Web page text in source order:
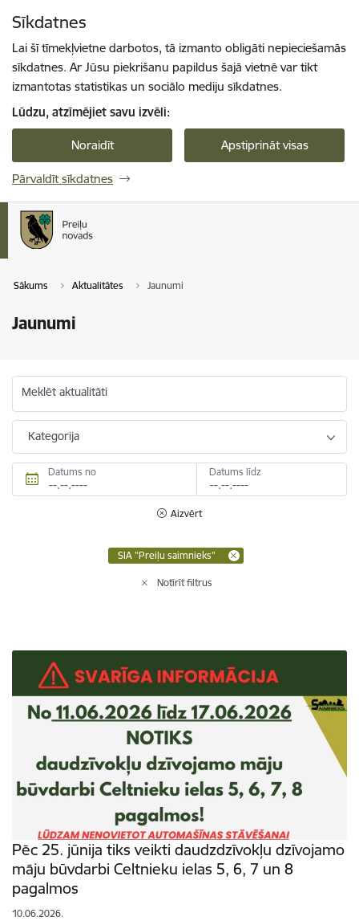
Sīkdatnes
Lai šī tīmekļvietne darbotos, tā izmanto obligāti nepieciešamās
sīkdatnes. Ar Jūsu piekrišanu papildus šajā vietnē var tikt
izmantotas statistikas un sociālo mediju sīkdatnes.
Lūdzu, atzīmējiet savu izvēli:
Noraidīt Apstiprināt visas
Pārvaldīt sīkdatnes
Sākums Aktualitātes Jaunumi
Jaunumi
Meklēt aktualitāti
Kategorija
Datums no Datums līdz
Aizvērt
SIA "Preiļu saimnieks"
Notīrīt filtrus
Pēc 25. jūnija tiks veikti daudzdzīvokļu dzīvojamo
māju būvdarbi Celtnieku ielas 5, 6, 7 un 8
pagalmos
10.06.2026.